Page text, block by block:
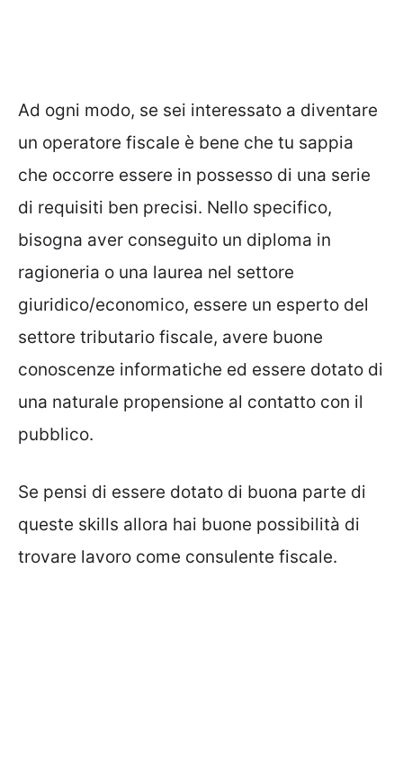
Ad ogni modo, se sei interessato a diventare
un operatore fiscale è bene che tu sappia
che occorre essere in possesso di una serie
di requisiti ben precisi. Nello specifico,
bisogna aver conseguito un diploma in
ragioneria o una laurea nel settore
giuridico/economico, essere un esperto del
settore tributario fiscale, avere buone
conoscenze informatiche ed essere dotato di
una naturale propensione al contatto con il
pubblico.
Se pensi di essere dotato di buona parte di
queste skills allora hai buone possibilità di
trovare lavoro come consulente fiscale.